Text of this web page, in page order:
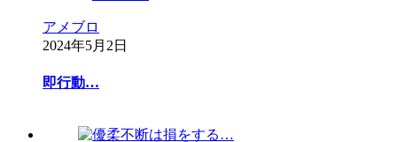
アメブロ
2024年5月2日
即行動…